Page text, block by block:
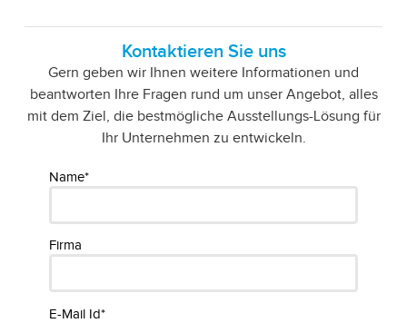
Kontaktieren Sie uns
Gern geben wir Ihnen weitere Informationen und
beantworten Ihre Fragen rund um unser Angebot, alles
mit dem Ziel, die bestmögliche Ausstellungs-Lösung für
Ihr Unternehmen zu entwickeln.
Name*
Firma
E-Mail Id*